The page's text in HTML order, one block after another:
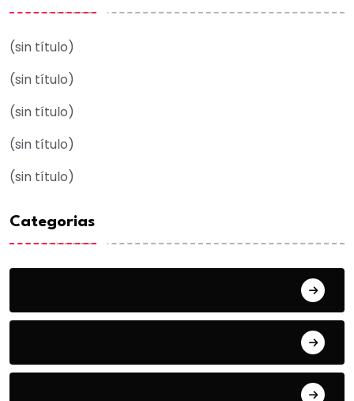
(sin título)
(sin título)
(sin título)
(sin título)
(sin título)
Categorias